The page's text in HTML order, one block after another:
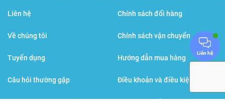
Liên hệ
Về chúng tôi
Tuyển dụng
Câu hỏi thường gặp
Chính sách đổi hàng
Chính sách vận chuyển
Hướng dẫn mua hàng
Điều khoản và điều kiện
Liên hệ